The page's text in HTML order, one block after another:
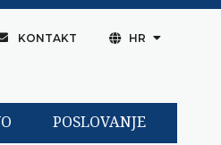
KONTAKT HR
POSLOVANJE